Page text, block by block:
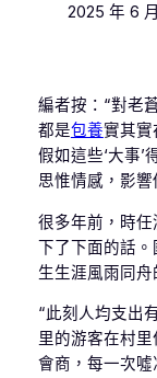
2025 年 6
編者按：“對老
都是包養實其實
假如這些‘大事
思惟情感，影
很多年前，時
下了下面的話
生生涯風雨同舟
“此刻人均支出
里的游客在村
會商，每一次